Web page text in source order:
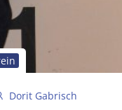
Dorit Gabrisch